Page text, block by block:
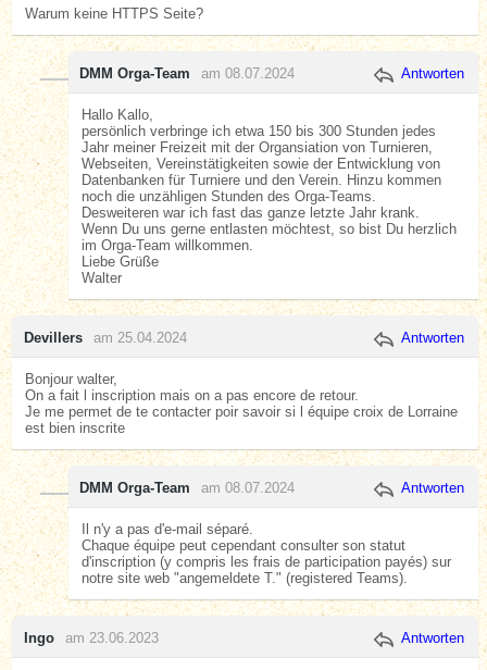
Warum keine HTTPS Seite?
DMM Orga-Team am 08.07.2024 Antworten
Hallo Kallo,
persönlich verbringe ich etwa 150 bis 300 Stunden jedes
Jahr meiner Freizeit mit der Organsiation von Turnieren,
Webseiten, Vereinstätigkeiten sowie der Entwicklung von
Datenbanken für Turniere und den Verein. Hinzu kommen
noch die unzähligen Stunden des Orga-Teams.
Desweiteren war ich fast das ganze letzte Jahr krank.
Wenn Du uns gerne entlasten möchtest, so bist Du herzlich
im Orga-Team willkommen.
Liebe Grüße
Walter
Devillers am 25.04.2024 Antworten
Bonjour walter,
On a fait l inscription mais on a pas encore de retour.
Je me permet de te contacter poir savoir si l équipe croix de Lorraine
est bien inscrite
DMM Orga-Team am 08.07.2024 Antworten
Il n'y a pas d'e-mail séparé.
Chaque équipe peut cependant consulter son statut
d'inscription (y compris les frais de participation payés) sur
notre site web "angemeldete T." (registered Teams).
Ingo am 23.06.2023 Antworten